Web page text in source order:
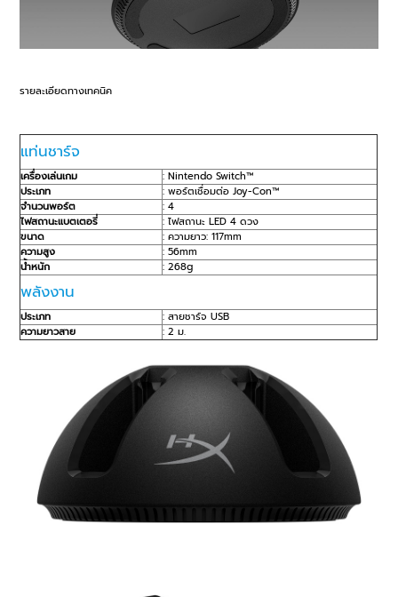
รายละเอียดทางเทคนิค
แท่นชาร์จ
เครื่องเล่นเกม
: Nintendo Switch™
ประเภท
: พอร์ตเชื่อมต่อ Joy-Con™
จำนวนพอร์ต
: 4
ไฟสถานะแบตเตอรี่
: ไฟสถานะ LED 4 ดวง
ขนาด
: ความยาว: 117mm
ความสูง
: 56mm
น้ำหนัก
: 268g
พลังงาน
ประเภท
: สายชาร์จ USB
ความยาวสาย
: 2 ม.